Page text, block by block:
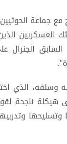
مع جماعة
العسكريين
السابق
وسلفه، الذي
هيكلة ناجحة
وتسليحها